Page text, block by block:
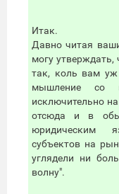
Итак.
Давно читая
могу утверждать,
так, коль вам уж
мышление со
исключительно
отсюда и в
юридическим
субъектов на
углядели ни
волну".